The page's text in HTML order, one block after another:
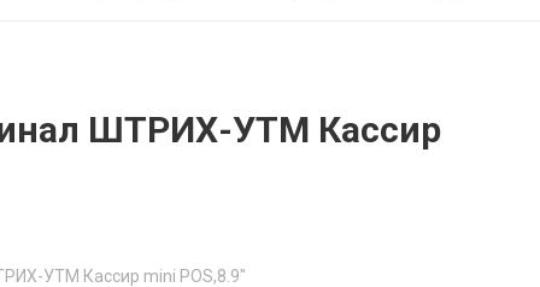
ШТРИХ-УТМ Кассир
УТМ Кассир mini POS,8.9"